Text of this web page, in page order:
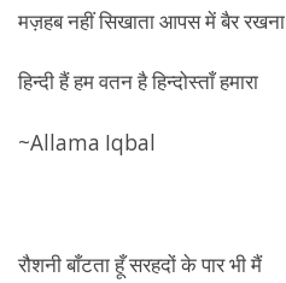
मज़हब नहीं सिखाता आपस में बैर रखना
हिन्दी हैं हम वतन है हिन्दोस्ताँ हमारा
~Allama Iqbal
रौशनी बाँटता हूँ सरहदों के पार भी मैं